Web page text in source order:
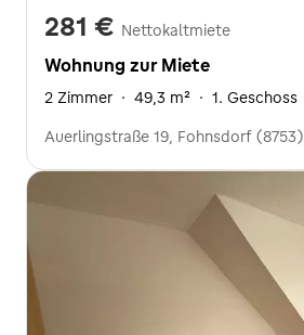
281 € Nettokaltmiete
Wohnung zur Miete
2 Zimmer · 49,3 m² · 1. Geschoss
Auerlingstraße 19, Fohnsdorf (8753)